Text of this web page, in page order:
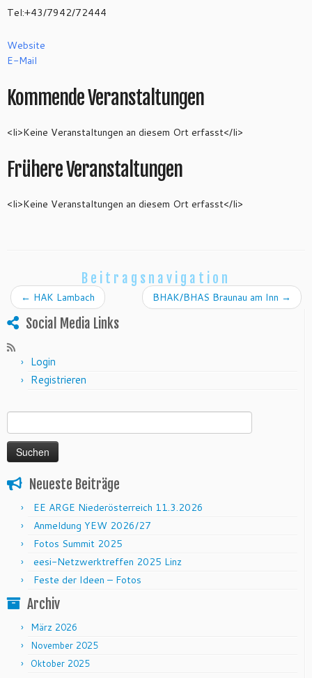
Tel:+43/7942/72444
Website
E-Mail
Kommende Veranstaltungen
<li>Keine Veranstaltungen an diesem Ort erfasst</li>
Frühere Veranstaltungen
<li>Keine Veranstaltungen an diesem Ort erfasst</li>
Beitragsnavigation
← HAK Lambach BHAK/BHAS Braunau am Inn →
Social Media Links
Login
Registrieren
Neueste Beiträge
EE ARGE Niederösterreich 11.3.2026
Anmeldung YEW 2026/27
Fotos Summit 2025
eesi-Netzwerktreffen 2025 Linz
Feste der Ideen – Fotos
Archiv
März 2026
November 2025
Oktober 2025